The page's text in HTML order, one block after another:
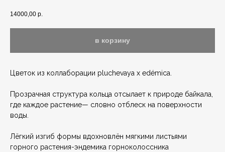
14000,00 р.
в корзину
Цветок из коллаборации pluchevaya х edémica.
Прозрачная структура кольца отсылает к природе байкала,
где каждое растение— словно отблеск на поверхности
воды.
Лёгкий изгиб формы вдохновлён мягкими листьями
горного растения-эндемика горноколоссника